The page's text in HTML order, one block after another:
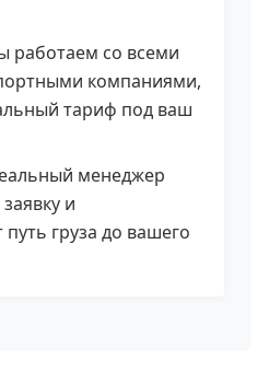
работаем со всеми
компаниями,
тариф под ваш
менеджер
и
груза до вашего